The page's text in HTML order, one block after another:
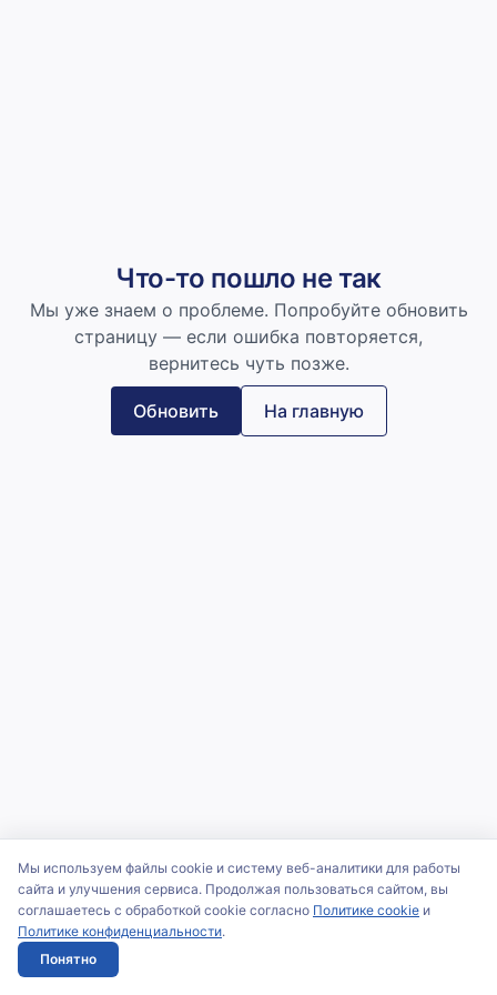
Что-то пошло не так
Мы уже знаем о проблеме. Попробуйте обновить
страницу — если ошибка повторяется,
вернитесь чуть позже.
Обновить На главную
Мы используем файлы cookie и систему веб-аналитики для работы
сайта и улучшения сервиса. Продолжая пользоваться сайтом, вы
соглашаетесь с обработкой cookie согласно Политике cookie и
Политике конфиденциальности.
Понятно